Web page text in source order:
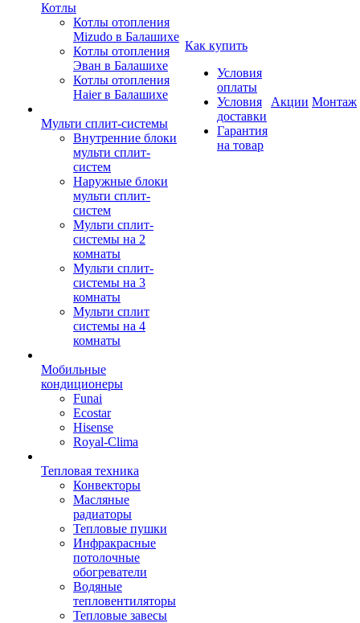
Котлы
Котлы отопления
Mizudo в Балашихе
Котлы отопления
Эван в Балашихе
Котлы отопления
Haier в Балашихе
Мульти сплит-системы
Внутренние блоки
мульти сплит-
систем
Наружные блоки
мульти сплит-
систем
Мульти сплит-
системы на 2
комнаты
Мульти сплит-
системы на 3
комнаты
Мульти сплит
системы на 4
комнаты
Мобильные
кондиционеры
Funai
Ecostar
Hisense
Royal-Clima
Тепловая техника
Конвекторы
Масляные
радиаторы
Тепловые пушки
Инфракрасные
потолочные
обогреватели
Водяные
тепловентиляторы
Тепловые завесы
Как купить
Условия
оплаты
Условия
доставки
Гарантия
на товар
Акции Монтаж